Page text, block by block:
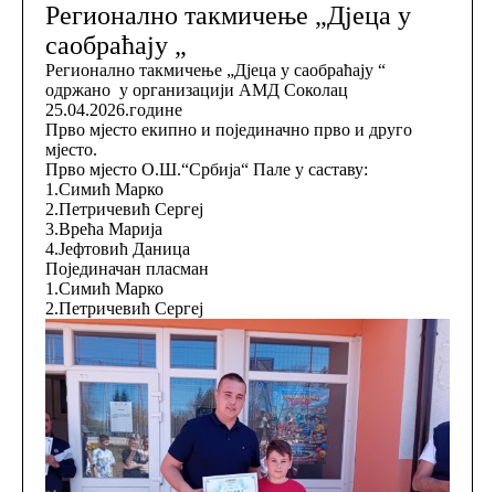
Регионално такмичење „Дјеца у
саобраћају „
Регионално такмичење „Дјеца у саобраћају “
одржано у организацији АМД Соколац
25.04.2026.године
Прво мјесто екипно и појединачно прво и друго
мјесто.
Прво мјесто О.Ш.“Србија“ Пале у саставу:
1.Симић Марко
2.Петричевић Сергеј
3.Врећа Марија
4.Јефтовић Даница
Појединачан пласман
1.Симић Марко
2.Петричевић Сергеј